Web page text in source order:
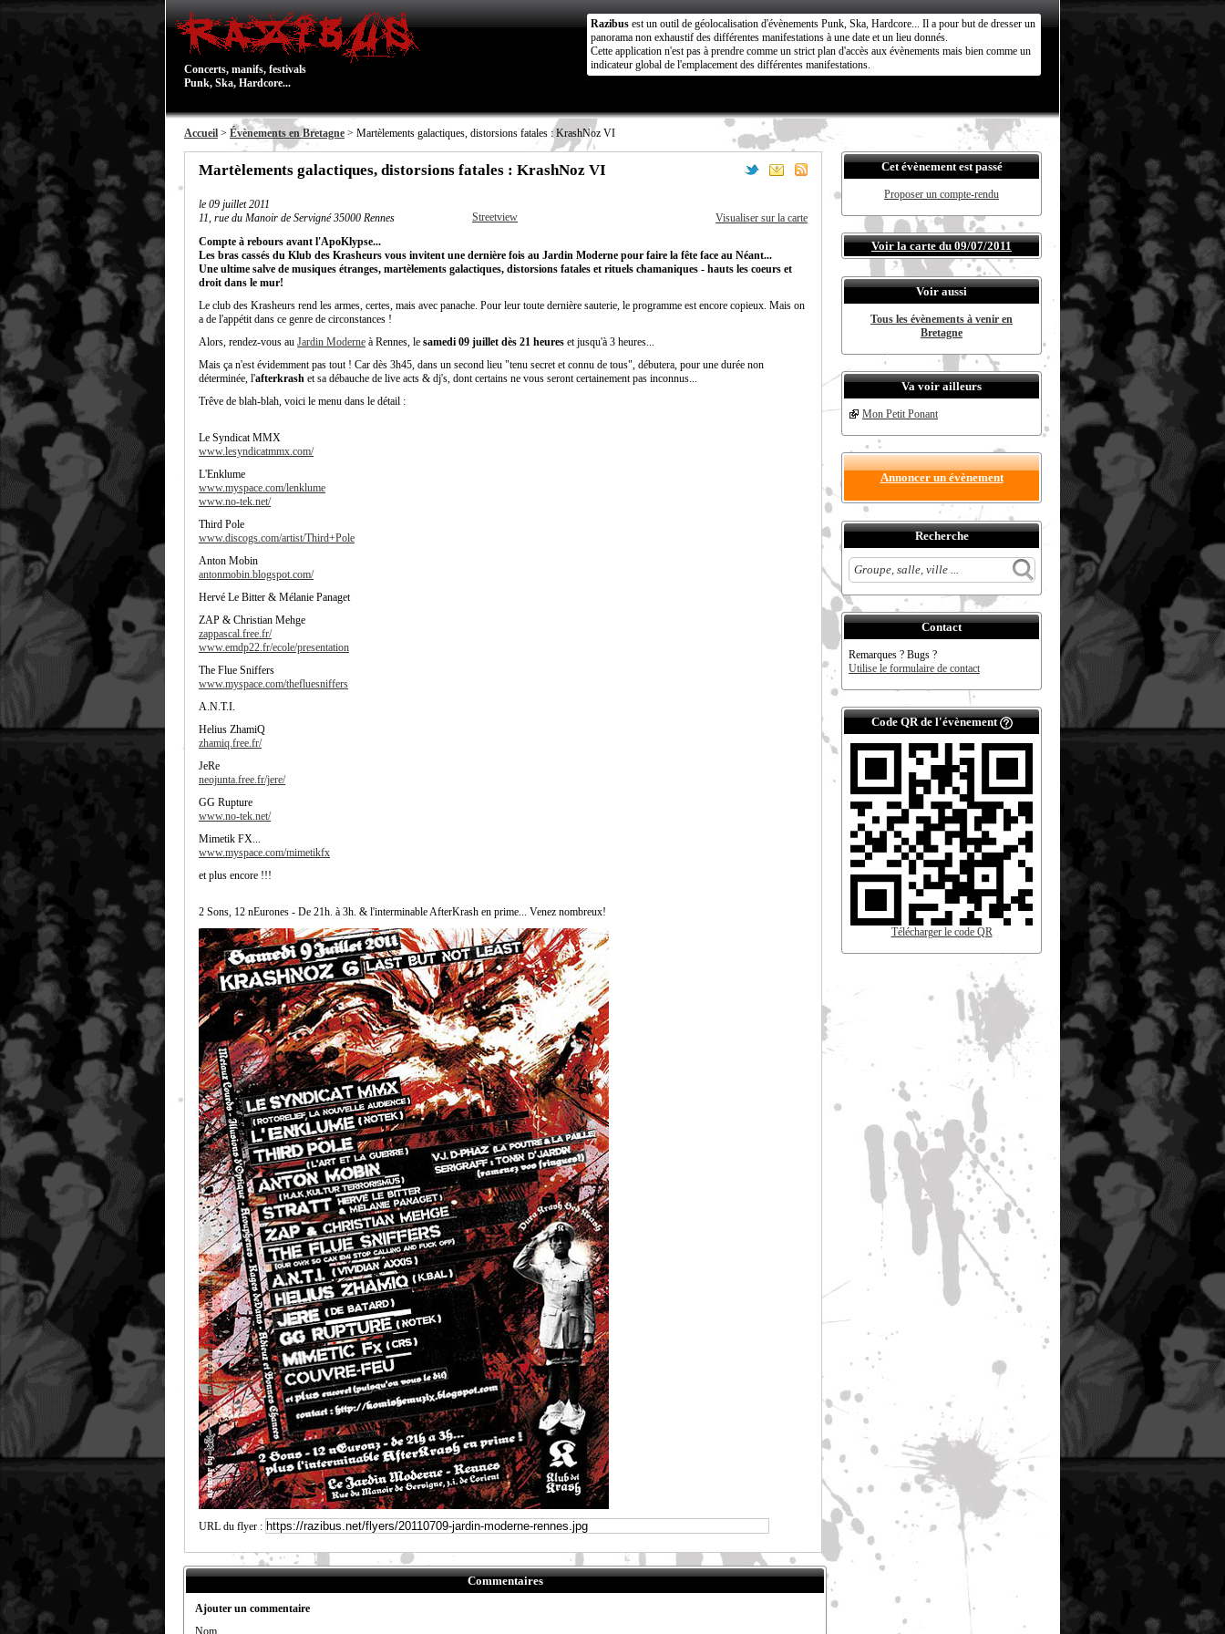
Concerts, manifs, festivals
Punk, Ska, Hardcore...
Razibus est un outil de géolocalisation d'évènements Punk, Ska, Hardcore... Il a pour but de dresser un
panorama non exhaustif des différentes manifestations à une date et un lieu donnés.
Cette application n'est pas à prendre comme un strict plan d'accès aux évènements mais bien comme un
indicateur global de l'emplacement des différentes manifestations.
Accueil > Évènements en Bretagne > Martèlements galactiques, distorsions fatales : KrashNoz VI
Martèlements galactiques, distorsions fatales : KrashNoz VI
le 09 juillet 2011
11, rue du Manoir de Servigné 35000 Rennes
Streetview
Visualiser sur la carte
Compte à rebours avant l'ApoKlypse...
Les bras cassés du Klub des Krasheurs vous invitent une dernière fois au Jardin Moderne pour faire la fête face au Néant...
Une ultime salve de musiques étranges, martèlements galactiques, distorsions fatales et rituels chamaniques - hauts les coeurs et
droit dans le mur!
Le club des Krasheurs rend les armes, certes, mais avec panache. Pour leur toute dernière sauterie, le programme est encore copieux. Mais on
a de l'appétit dans ce genre de circonstances !
Alors, rendez-vous au Jardin Moderne à Rennes, le samedi 09 juillet dès 21 heures et jusqu'à 3 heures...
Mais ça n'est évidemment pas tout ! Car dès 3h45, dans un second lieu "tenu secret et connu de tous", débutera, pour une durée non
déterminée, l'afterkrash et sa débauche de live acts & dj's, dont certains ne vous seront certainement pas inconnus...
Trêve de blah-blah, voici le menu dans le détail :
Le Syndicat MMX
www.lesyndicatmmx.com/
L'Enklume
www.myspace.com/lenklume
www.no-tek.net/
Third Pole
www.discogs.com/artist/Third+Pole
Anton Mobin
antonmobin.blogspot.com/
Hervé Le Bitter & Mélanie Panaget
ZAP & Christian Mehge
zappascal.free.fr/
www.emdp22.fr/ecole/presentation
The Flue Sniffers
www.myspace.com/thefluesniffers
A.N.T.I.
Helius ZhamiQ
zhamiq.free.fr/
JeRe
neojunta.free.fr/jere/
GG Rupture
www.no-tek.net/
Mimetik FX...
www.myspace.com/mimetikfx
et plus encore !!!
2 Sons, 12 nEurones - De 21h. à 3h. & l'interminable AfterKrash en prime... Venez nombreux!
URL du flyer :
Commentaires
Ajouter un commentaire
Nom
Cet évènement est passé
Proposer un compte-rendu
Voir la carte du 09/07/2011
Voir aussi
Tous les évènements à venir en
Bretagne
Va voir ailleurs
Mon Petit Ponant
Annoncer un évènement
Recherche
Contact
Remarques ? Bugs ?
Utilise le formulaire de contact
Code QR de l'évènement
Télécharger le code QR